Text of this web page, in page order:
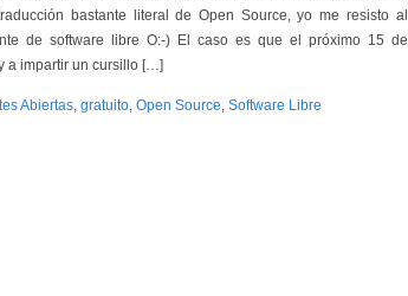
bastante literal de Open Source, yo me resisto al
de software libre O:-) El caso es que el próximo 15 de
a impartir un cursillo […]
Abiertas,gratuito,Open Source,Software Libre